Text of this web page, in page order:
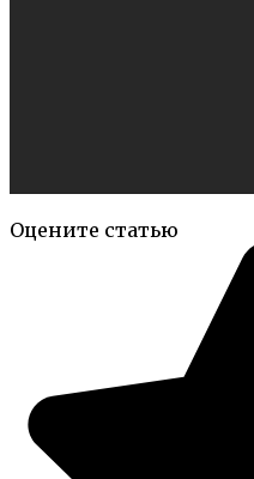
Оцените статью